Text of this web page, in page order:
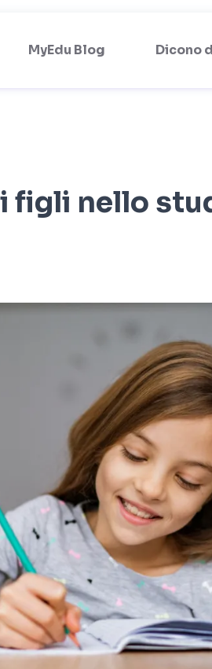
MyEdu Blog Dicono
figli nello